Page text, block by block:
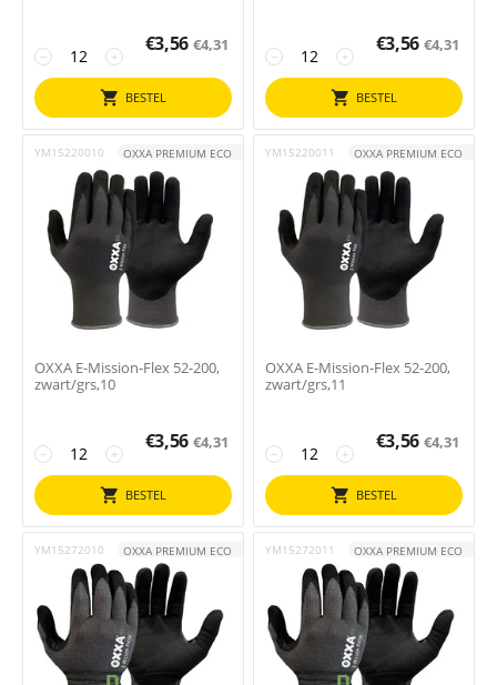
+
−
€3,56 €4,31
BESTEL
+
−
€3,56 €4,31
BESTEL
YM15220010 OXXA PREMIUM ECO
OXXA E-Mission-Flex 52-200,
zwart/grs,10
+
−
€3,56 €4,31
BESTEL
YM15220011 OXXA PREMIUM ECO
OXXA E-Mission-Flex 52-200,
zwart/grs,11
+
−
€3,56 €4,31
BESTEL
YM15272010 OXXA PREMIUM ECO YM15272011 OXXA PREMIUM ECO